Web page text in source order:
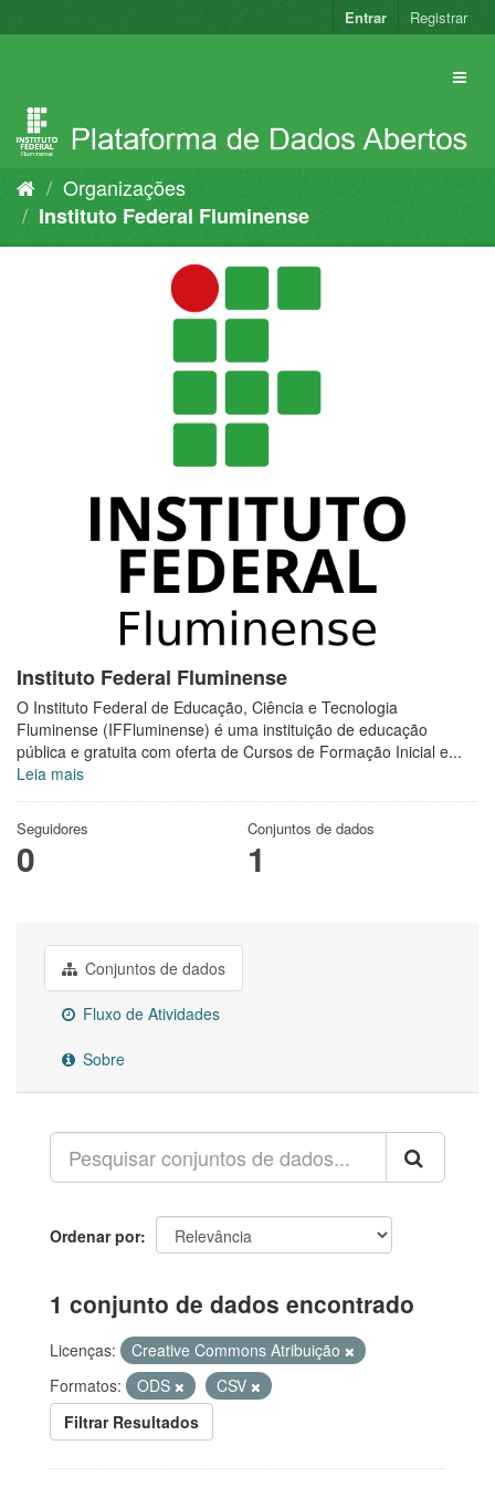
para
Entrar Registrar
Organizações
Instituto Federal Fluminense
Instituto Federal Fluminense
O Instituto Federal de Educação, Ciência e Tecnologia
Fluminense (IFFluminense) é uma instituição de educação
pública e gratuita com oferta de Cursos de Formação Inicial e...
Leia mais
Seguidores
0
Conjuntos de dados
1
Conjuntos de dados
Fluxo de Atividades
Sobre
Ordenar por
1 conjunto de dados encontrado
Licenças:
Creative Commons Atribuição
Formatos:
ODS
CSV
Filtrar Resultados